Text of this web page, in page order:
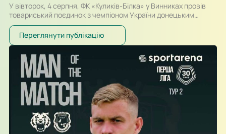
У вівторок, 4 серпня, ФК «Куликів-Білка» у Винниках провів
товариський поєдинок з чемпіоном України донецьким
«Шахтарем». Перший тайм спарингу, який відбувався у
форматі два тайми по 30-ть хвилин, проходив за переваги
гравців «Шахтаря», які більше контролювали м’яч і частіше
Олександра Караваєва м’яч потрапив у стійку воріт…
Переглянути публікацію